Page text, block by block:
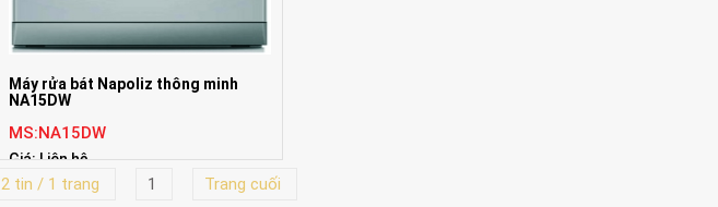
Máy rửa bát Napoliz thông minh
NA15DW
MS:NA15DW
Giá: Liên hệ
Tiêu chuẩn:Germany
2 tin / 1 trang 1 Trang cuối